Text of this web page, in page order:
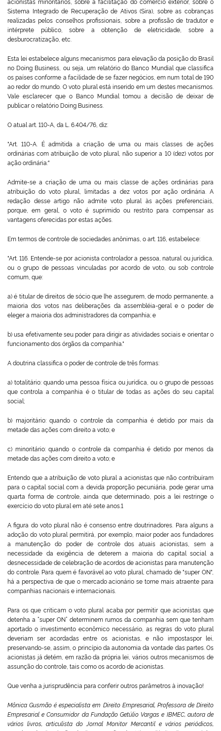
Sistema Integrado de Recuperação de Ativos (Sira), sobre as cobranças
realizadas pelos conselhos profissionais, sobre a profissão de tradutor e
intérprete público, sobre a obtenção de eletricidade, sobre a
desburocratização, etc.
Esta lei estabelece alguns mecanismos para elevação da posição do Brasil
no Doing Business, ou seja, um relatório do Banco Mundial que classifica
os países conforme a facilidade de se fazer negócios, em num total de 190
ao redor do mundo. O voto plural está inserido em um destes mecanismos.
Vale esclarecer que o Banco Mundial tomou a decisão de deixar de
publicar o relatório Doing Business.
O atual art. 110-A, da L. 6.404/76, diz:
"Art. 110-A. É admitida a criação de uma ou mais classes de ações
ordinárias com atribuição de voto plural, não superior a 10 (dez) votos por
ação ordinária:"
Admite-se a criação de uma ou mais classe de ações ordinárias para
atribuição do voto plural, limitadas a dez votos por ação ordinária. A
redação desse artigo não admite voto plural às ações preferenciais,
porque, em geral, o voto é suprimido ou restrito para compensar as
vantagens oferecidas por estas ações.
Em termos de controle de sociedades anônimas, o art. 116, estabelece:
"Art. 116. Entende-se por acionista controlador a pessoa, natural ou jurídica,
ou o grupo de pessoas vinculadas por acordo de voto, ou sob controle
comum, que:
a) é titular de direitos de sócio que lhe assegurem, de modo permanente, a
maioria dos votos nas deliberações da assembléia-geral e o poder de
eleger a maioria dos administradores da companhia; e
b) usa efetivamente seu poder para dirigir as atividades sociais e orientar o
funcionamento dos órgãos da companhia."
A doutrina classifica o poder de controle de três formas:
a) totalitário: quando uma pessoa física ou jurídica, ou o grupo de pessoas
que controla a companhia é o titular de todas as ações do seu capital
social;
b) majoritário: quando o controle da companhia é detido por mais da
metade das ações com direito a voto; e
c) minoritário: quando o controle da companhia é detido por menos da
metade das ações com direito a voto; e
Entendo que a atribuição de voto plural a acionistas que não contribuíram
para o capital social com a devida proporção pecuniária, pode gerar uma
quarta forma de controle, ainda que determinado, pois a lei restringe o
exercício do voto plural em até sete anos.1
A figura do voto plural não é consenso entre doutrinadores. Para alguns a
adoção do voto plural permitirá, por exemplo, maior poder aos fundadores
a manutenção do poder de controle dos atuais acionistas, sem a
necessidade da exigência de deterem a maioria do capital social a
desnecessidade de celebração de acordos de acionistas para manutenção
do controle. Para quem é favorável ao voto plural, chamado de "super ON",
há a perspectiva de que o mercado acionário se torne mais atraente para
companhias nacionais e internacionais.
Para os que criticam o voto plural acaba por permitir que acionistas que
detenha a “super ON” determinem rumos da companhia sem que tenham
aportado o investimento econômico necessário, as regras do voto plural
deveriam ser acordadas entre os acionistas, e não impostaspor lei,
preservando-se, assim, o princípio da autonomia da vontade das partes. Os
acionistas já detém, em razão da própria lei, vários outros mecanismos de
assunção do controle, tais como os acordo de acionistas.
Que venha a jurisprudência para conferir outros parâmetros à inovação!
Mônica Gusmão é especialista em Direito Empresarial, Professora de Direito
Empresarial e Consumidor da Fundação Getúlio Vargas e IBMEC, autora de
vários livros, articulista do Jornal Monitor Mercantil e vários periódicos,